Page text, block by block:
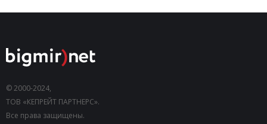
© 2000-2024,
ТОВ «КЕПРЕЙТ ПАРТНЕРС».
Все права защищены.